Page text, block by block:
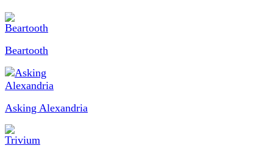
Beartooth
Asking Alexandria